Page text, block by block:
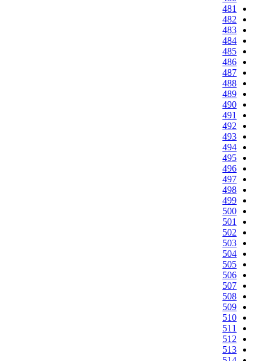
481
482
483
484
485
486
487
488
489
490
491
492
493
494
495
496
497
498
499
500
501
502
503
504
505
506
507
508
509
510
511
512
513